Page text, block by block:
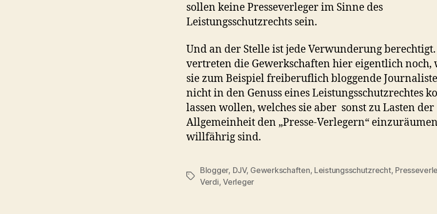
sollen keine Presseverleger im Sinne des
Leistungsschutzrechts sein.
Und an der Stelle ist jede Verwunderung
vertreten die Gewerkschaften hier eigentlich noch,
sie zum Beispiel freiberuflich bloggende
nicht in den Genuss eines Leistungsschutzrechtes
lassen wollen, welches sie aber sonst zu Lasten der
Allgemeinheit den „Presse-Verlegern“ einzuräumen
willfährig sind.
Schlagwörter
Blogger, DJV, Gewerkschaften, Leistungsschutzrecht,
Verdi,Verleger